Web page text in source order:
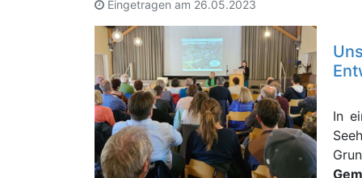
Eingetragen am 26.05.2023
In